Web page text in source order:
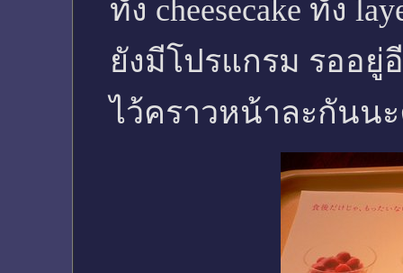
ทั้ง cheesecake ทั้ง
ยังมีโปรแกรม รออยู่
ไว้คราวหน้าละกันน